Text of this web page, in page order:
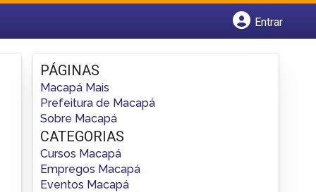
Entrar
Fazer login
Criar conta
PÁGINAS
Macapá Mais
Prefeitura de Macapá
Sobre Macapá
CATEGORIAS
Cursos Macapá
Empregos Macapá
Eventos Macapá